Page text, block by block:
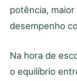
potência,
desempenho
Na hora de
o equilíbrio